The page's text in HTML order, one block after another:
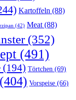
Kartoffeln (88)
(42) Meat(88)
(352)
(491)
(194) Törtchen (69)
(404) Vorspeise (66)